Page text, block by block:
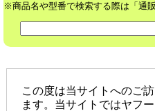
※商品名や型番で検索する際は「通
この度は当サイトへのご
ます。当サイトではヤフ